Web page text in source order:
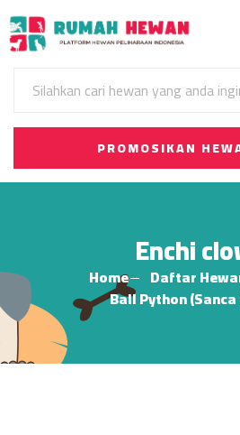
PROMOSIKAN
Enchi
Home Daftar
Ball Python